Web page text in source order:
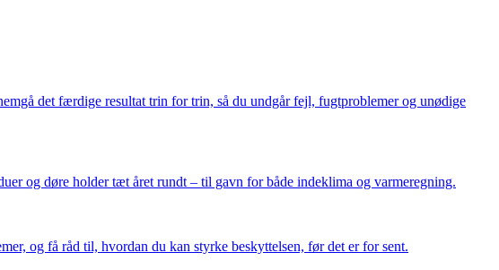
det færdige resultat trin for trin, så du undgår fejl, fugtproblemer og unødige
og døre holder tæt året rundt – til gavn for både indeklima og varmeregning.
og få råd til, hvordan du kan styrke beskyttelsen, før det er for sent.